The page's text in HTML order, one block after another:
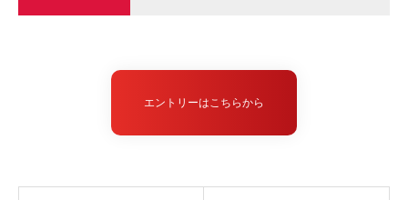
エントリーはこちらから